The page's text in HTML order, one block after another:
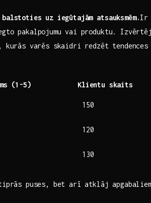
uz iegūtajām atsauksmēm.Ir
​pakalpojumu⁣ vai produktu.
varēs skaidri redzēt tendences
(1-5) Klientu skaits
150
120
130
puses, bet arī ‌atklāj